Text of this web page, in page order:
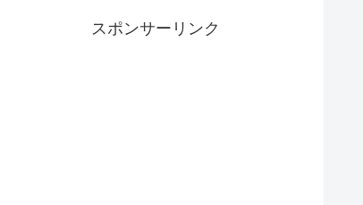
スポンサーリンク